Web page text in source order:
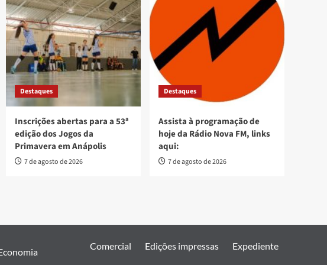
Destaques
Inscrições abertas para a 53ª
edição dos Jogos da
Primavera em Anápolis
7 de agosto de 2026
Destaques
Assista à programação de
hoje da Rádio Nova FM, links
aqui:
7 de agosto de 2026
Comercial Edições impressas Expediente